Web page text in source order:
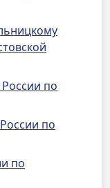
по
по
по